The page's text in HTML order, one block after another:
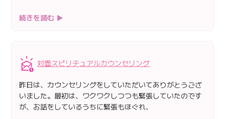
続きを読む ▶
対面スピリチュアルカウンセリング
昨日は、カウンセリングをしていただいてありがとうござ
いました。最初は、ワクワクしつつも緊張していたのです
が、お話をしているうちに緊張もほぐれ、